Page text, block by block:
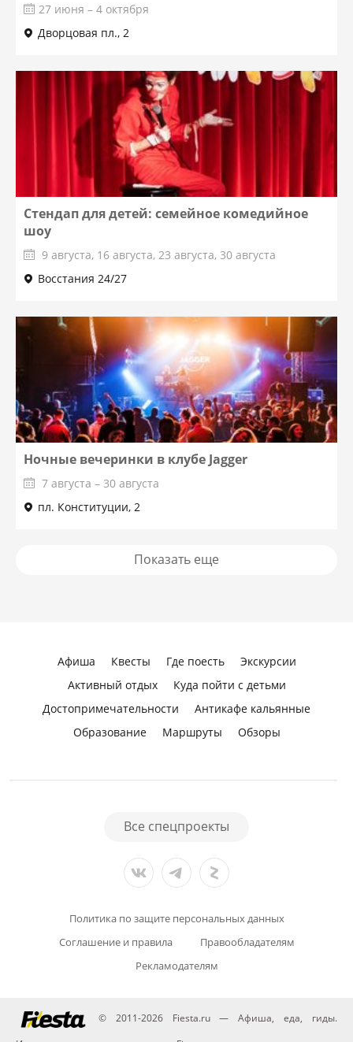
27 июня – 4 октября
Дворцовая пл., 2
Стендап для детей: семейное комедийное
шоу
9 августа, 16 августа, 23 августа, 30 августа
Восстания 24/27
Ночные вечеринки в клубе Jagger
7 августа – 30 августа
пл. Конституции, 2
Показать еще
Афиша Квесты Где поесть
Экскурсии
Активный отдых
Куда пойти с детьми
Достопримечательности
Антикафе кальянные
Образование
Маршруты Обзоры
Все спецпроекты
Политика по защите персональных данных
Соглашение и правила
Правообладателям
Рекламодателям
© 2011-2026 Fiesta.ru — Афиша, еда, гиды.